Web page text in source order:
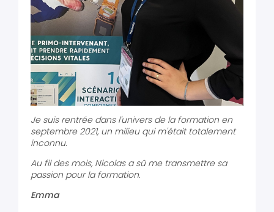
Je suis rentrée dans l'univers de la formation en
septembre 2021, un milieu qui m'était totalement
inconnu.
Au fil des mois, Nicolas a sû me transmettre sa
passion pour la formation.
Emma